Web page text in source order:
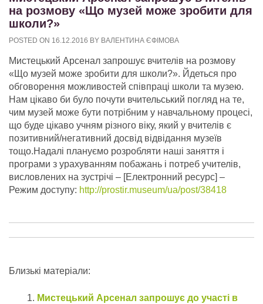
на розмову «Що музей може зробити для
школи?»
POSTED ON 16.12.2016 BY ВАЛЕНТИНА ЄФІМОВА
Мистецький Арсенал запрошує вчителів на розмову
«Що музей може зробити для школи?». Йдеться про
обговорення можливостей співпраці школи та музею.
Нам цікаво би було почути вчительський погляд на те,
чим музей може бути потрібним у навчальному процесі,
що буде цікаво учням різного віку, який у вчителів є
позитивний/негативний досвід відвідання музеїв
тощо.Надалі плануємо розробляти наші заняття і
програми з урахуванням побажань і потреб учителів,
висловлених на зустрічі – [Електронний ресурс] –
Режим доступу: http://prostir.museum/ua/post/38418
Близькі матеріали:
Мистецький Арсенал запрошує до участі в